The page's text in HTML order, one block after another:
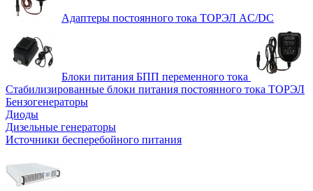
Адаптеры постоянного тока ТОРЭЛ AC/DC
Блоки питания БПП переменного тока
Стабилизированные блоки питания постоянного тока ТОРЭЛ
Бензогенераторы
Диоды
Дизельные генераторы
Источники бесперебойного питания